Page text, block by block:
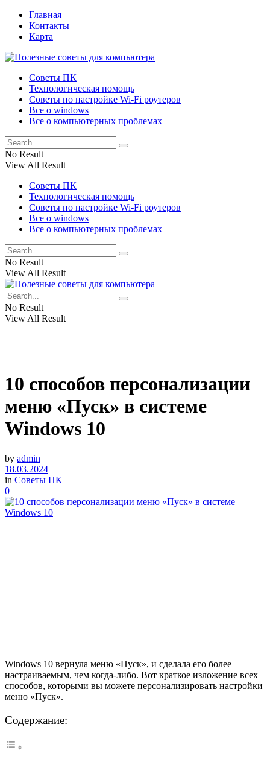
Главная
Контакты
Карта
Советы ПК
Технологическая помощь
Советы по настройке Wi-Fi роутеров
Все о windows
Все о компьютерных проблемах
No Result
View All Result
Советы ПК
Технологическая помощь
Советы по настройке Wi-Fi роутеров
Все о windows
Все о компьютерных проблемах
No Result
View All Result
No Result
View All Result
10 способов персонализации
меню «Пуск» в системе
Windows 10
by admin
18.03.2024
in Советы ПК
0
Windows 10 вернула меню «Пуск», и сделала его более
настраиваемым, чем когда-либо. Вот краткое изложение всех
способов, которыми вы можете персонализировать настройки
меню «Пуск».
Содержание: